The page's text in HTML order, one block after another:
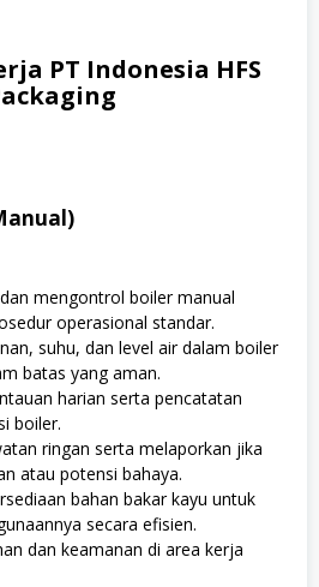
PT Indonesia HFS
mengontrol boiler manual
operasional standar.
suhu, dan level air dalam boiler
batas yang aman.
harian serta pencatatan
boiler.
ringan serta melaporkan jika
atau potensi bahaya.
bahan bakar kayu untuk
secara efisien.
dan keamanan di area kerja